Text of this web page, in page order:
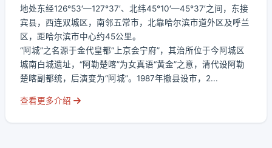
地处东经126°53′—127°37′、北纬45°10′—45°37′之间，东接
宾县，西连双城区，南邻五常市，北靠哈尔滨市道外区及呼兰
区，距哈尔滨市中心约45公里。
“阿城”之名源于金代皇都“上京会宁府”，其治所位于今阿城区
城南白城遗址，“阿勒楚喀”为女真语“黄金”之意，清代设阿勒
楚喀副都统，后演变为“阿城”。1987年撤县设市，2...
查看更多介绍